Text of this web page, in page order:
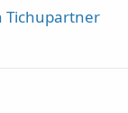
Tichupartner